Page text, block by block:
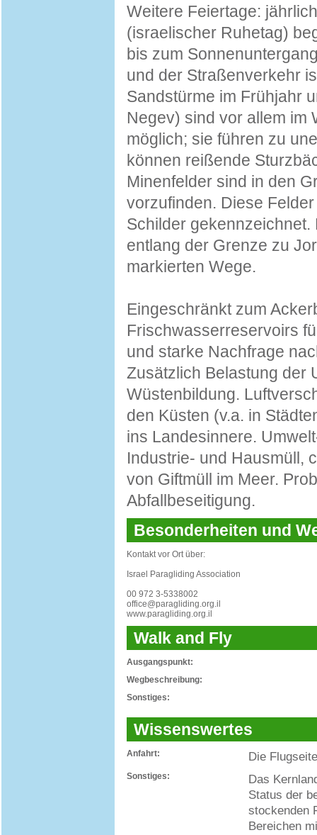
Weitere Feiertage:
(israelischer Ruhetag)
bis zum
und der Straßenverkehr
Sandstürme im Frühjahr
Negev) sind vor allem im
möglich; sie führen zu
können reißende
Minenfelder sind in den
vorzufinden. Diese
Schilder
entlang der Grenze zu
markierten Wege.
Eingeschränkt zum
Frischwasserreservoirs
und starke Nachfrage
Zusätzlich Belastung der
Wüstenbildung.
den Küsten (v.a. in
ins Landesinnere.
Industrie- und Hausmüll,
von Giftmüll im Meer.
Abfallbeseitigung.
Besonderheiten und
Kontakt vor Ort über:
Israel Paragliding Association
00 972 3-5338002
office@paragliding.org.il
www.paragliding.org.il
Walk and Fly
Ausgangspunkt:
Wegbeschreibung:
Sonstiges:
Wissenswertes
Anfahrt: Die
Sonstiges:
Das
Status der
stockenden
Bereichen